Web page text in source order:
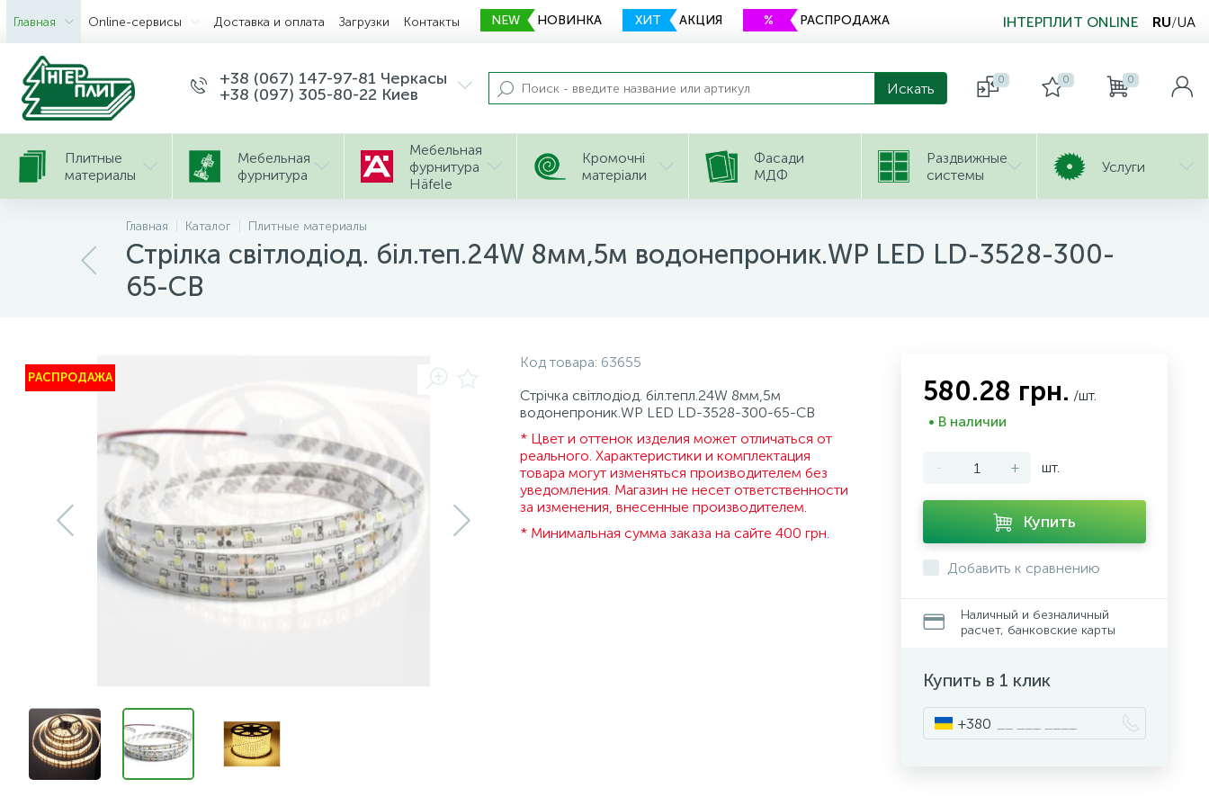
Главная Оnline-сервисы Доставка и оплата Загрузки Контакты NEW НОВИНКА ХИТ АКЦИЯ % РАСПРОДАЖА ІНТЕРПЛИТ ONLINE RU/UA
+38 (067) 147-97-81 Черкасы
+38 (097) 305-80-22 Киев
0 0 0
Плитные
материалы
Мебельная
фурнитура
Мебельная
фурнитура
Häfele
Кромочні
матеріали
Фасади
МДФ
Раздвижные
системы
Услуги
Главная Каталог Плитные материалы
Стрілка світлодіод. біл.теп.24W 8мм,5м водонепроник.WP LED LD-3528-300-
65-СВ
РАСПРОДАЖА
Код товара: 63655
Стрічка світлодіод. біл.тепл.24W 8мм,5м
водонепроник.WP LED LD-3528-300-65-СВ
* Цвет и оттенок изделия может отличаться от
реального. Характеристики и комплектация
товара могут изменяться производителем без
уведомления. Магазин не несет ответственности
за изменения, внесенные производителем.
* Минимальная сумма заказа на сайте 400 грн.
580.28 грн. /шт.
• В наличии
- + шт.
Купить
Добавить к сравнению
Наличный и безналичный
расчет, банковские карты
Купить в 1 клик
+380